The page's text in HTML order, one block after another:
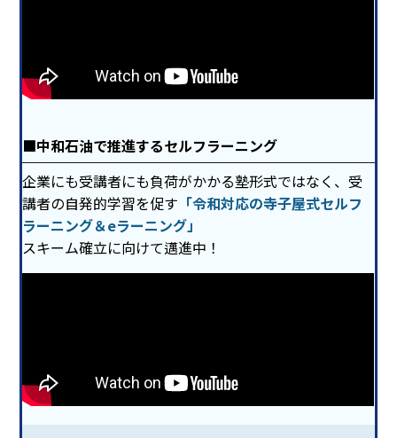
中和石油で推進するセルフラーニング
企業にも受講者にも負荷がかかる塾形式ではなく、受
講者の自発的学習を促す 「令和対応の寺子屋式セルフ
ラーニング＆eラーニング」
スキーム確立に向けて邁進中！